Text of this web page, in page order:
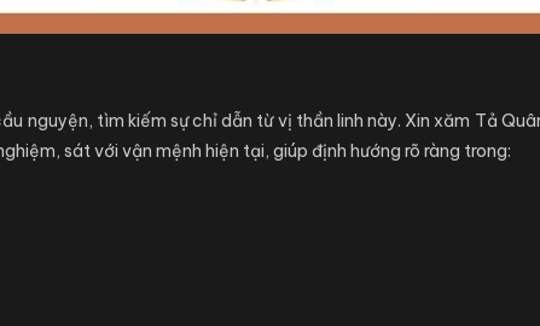
nguyện, tìm kiếm sự chỉ dẫn từ vị thần linh này. Xin xăm Tả
sát với vận mệnh hiện tại, giúp định hướng rõ ràng trong: